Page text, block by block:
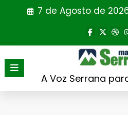
7 de Agosto de
A Voz Serrana